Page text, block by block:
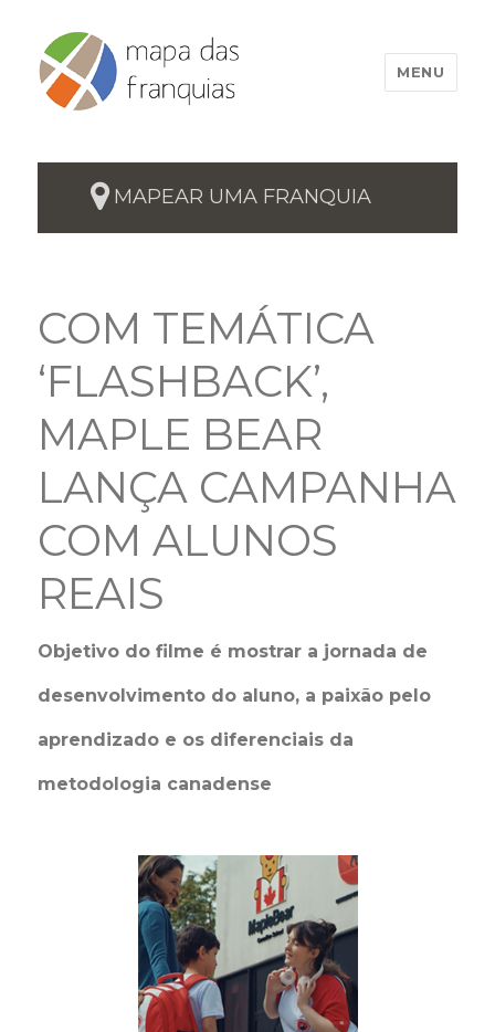
MENU
MAPEAR UMA FRANQUIA
COM TEMÁTICA
‘FLASHBACK’,
MAPLE BEAR
LANÇA CAMPANHA
COM ALUNOS
REAIS
Objetivo do filme é mostrar a jornada de
desenvolvimento do aluno, a paixão pelo
aprendizado e os diferenciais da
metodologia canadense